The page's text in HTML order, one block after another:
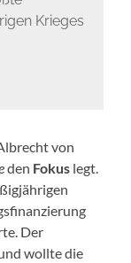
Krieges
von
den Fokus legt.
Der
wollte die